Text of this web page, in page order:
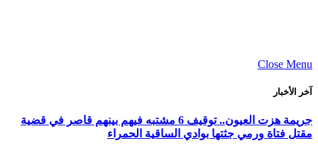
Close Menu
آخر الأخبار
جريمة هزت العيون.. توقيف 6 مشتبه فيهم بينهم قاصر في قضية
مقتل فتاة ورمي جثتها بوادي الساقية الحمراء